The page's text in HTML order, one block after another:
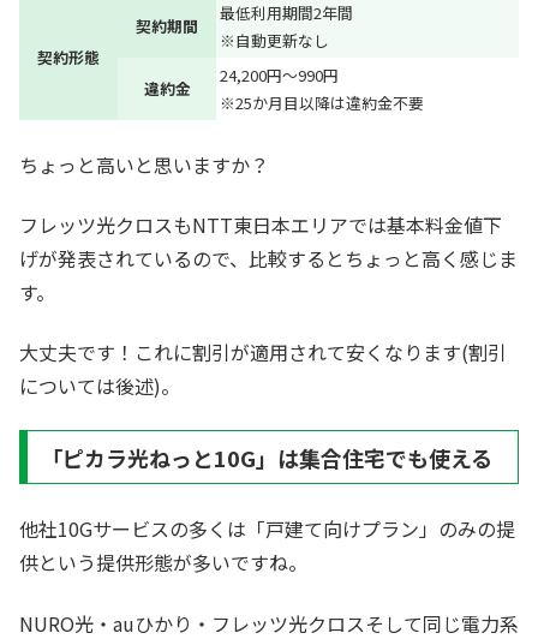
契約形態
契約期間
最低利用期間2年間
※自動更新なし
違約金
24,200円～990円
※25か月目以降は違約金不要
ちょっと高いと思いますか？
フレッツ光クロスもNTT東日本エリアでは基本料金値下
げが発表されているので、比較するとちょっと高く感じま
す。
大丈夫です！これに割引が適用されて安くなります(割引
については後述)。
「ピカラ光ねっと10G」は集合住宅でも使える
他社10Gサービスの多くは「戸建て向けプラン」のみの提
供という提供形態が多いですね。
NURO光・auひかり・フレッツ光クロスそして同じ電力系